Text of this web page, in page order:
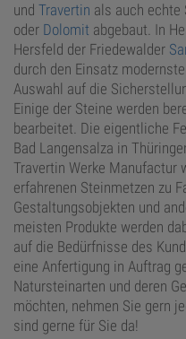
und Travertin als auch echte
oder Dolomit abgebaut. In
Hersfeld der Friedewalder
durch den Einsatz
Auswahl auf die
Einige der Steine werden
bearbeitet. Die eigentliche
Bad Langensalza in
Travertin Werke Manufactur
erfahrenen Steinmetzen zu
Gestaltungsobjekten und
meisten Produkte werden
auf die Bedürfnisse des
eine Anfertigung in Auftrag
Natursteinarten und deren
möchten, nehmen Sie gern
sind gerne für Sie da!